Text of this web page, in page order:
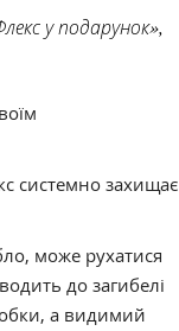
у подарунок»,
системно захищає
може рухатися
до загибелі
а видимий